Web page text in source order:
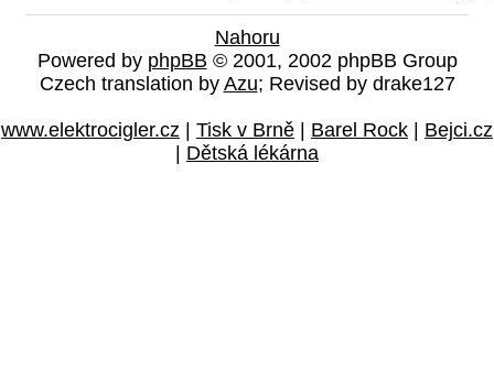
Nahoru
Powered by phpBB © 2001, 2002 phpBB Group
Czech translation by Azu; Revised by drake127
www.elektrocigler.cz Tisk v Brně Barel Rock
Bejci.cz
Dětská lékárna